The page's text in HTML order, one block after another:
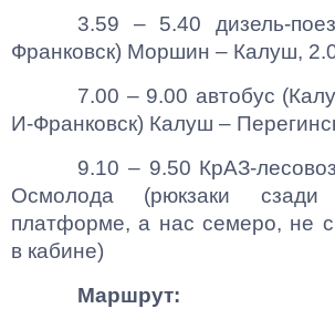
3.59 – 5.40 дизель-
Франковск) Моршин – Калуш,
7.00 – 9.00 автобус
И-Франковск) Калуш –
9.10 – 9.50 КрАЗ-
Осмолода (рюкзаки
платформе, а нас семеро, не
в кабине)
Маршрут: